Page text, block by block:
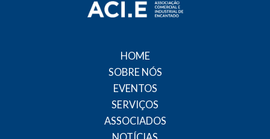
HOME
SOBRE NÓS
EVENTOS
SERVIÇOS
ASSOCIADOS